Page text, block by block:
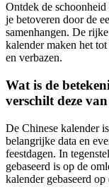
Ontdek de
je betoveren door de
samenhangen. De
kalender maken het
en verbazen.
Wat is de
verschilt deze
De Chinese kalender
belangrijke data en
feestdagen. In
gebaseerd is op de
kalender gebaseerd op